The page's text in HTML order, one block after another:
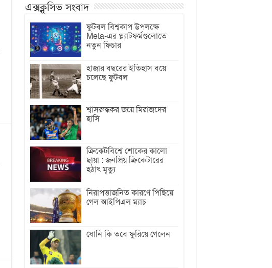
এক্সক্লুসিভ সংবাদ
ফুটবল বিশ্বকাপ উপলক্ষে
Meta-এর প্ল্যাটফর্মগুলোতে
নতুন ফিচার
হাজার বছরের ইতিহাস বয়ে
চলেছে ফুটবল
শ্বাসরুদ্ধকর জয়ে মিরাজদের
হাসি
ক্রিকেটবিশ্বে শোকের কালো
ছায়া : জনপ্রিয় ক্রিকেটারের
হঠাৎ মৃত্যু
নিরাপত্তাজনিত কারণে পিছিয়ে
গেল আইপিএল ম্যাচ
ধোনি কি তবে ফুরিয়ে গেলেন